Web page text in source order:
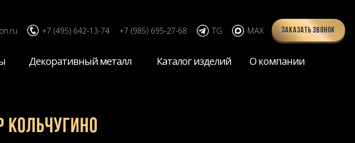
Заказать звонок
+7 (495) 642-13-74 +7 (985) 695-27-68 TG MAX
Декоративный металл Каталог изделий О компании
Кольчугино